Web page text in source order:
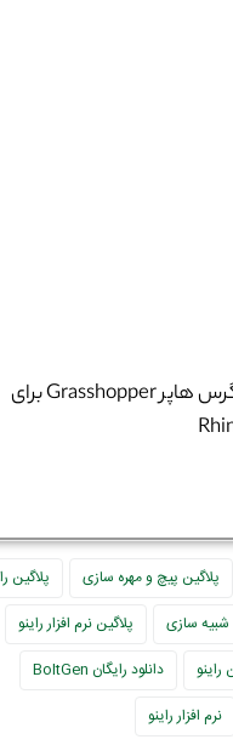
دانلود رایگان پلاگین گرس هاپر Grasshopper برای
پلاگین پیچ و مهره سازی
پلاگین
شبیه سازی
پلاگین نرم افزار راینو
راینو
دانلود رایگان BoltGen
نرم افزار راینو